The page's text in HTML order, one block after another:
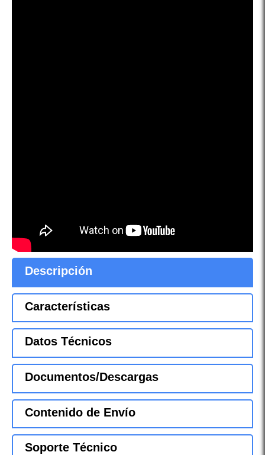
Descripción
Características
Datos Técnicos
Documentos/Descargas
Contenido de Envío
Soporte Técnico